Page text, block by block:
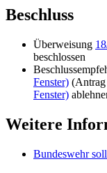
Beschluss
Überweisung
beschlossen
Fenster) (Antrag
Fenster)
Weitere
Bundeswehr